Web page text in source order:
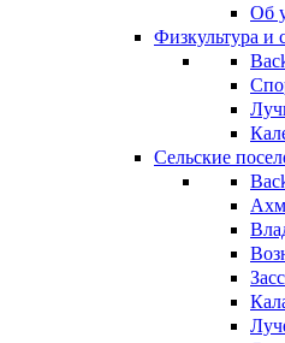
Об
Физкультура и
Сельские